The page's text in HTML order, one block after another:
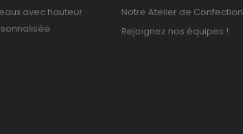
avec hauteur
Notre Atelier de Confection
Rejoignez nos équipes !